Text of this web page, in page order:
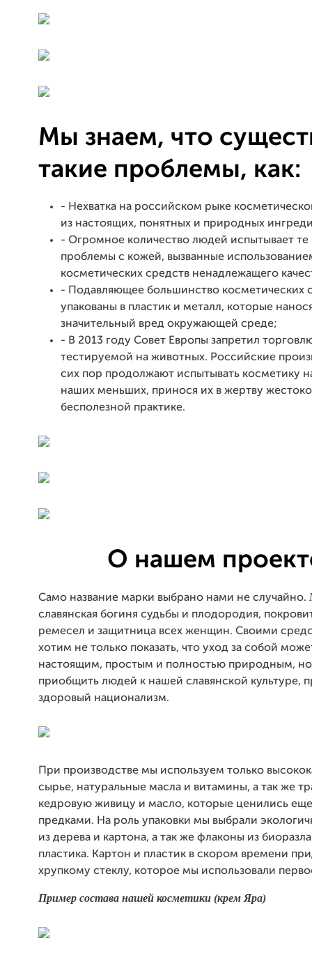
Мы знаем, что
такие проблемы, как:
- Нехватка на российском рыке
из настоящих, понятных и природных
- Огромное количество людей испытывает
проблемы с кожей, вызванные
косметических средств ненадлежащего
- Подавляющее большинство косметических
упакованы в пластик и металл, которые
значительный вред окружающей среде;
- В 2013 году Совет Европы запретил
тестируемой на животных. Российские
сих пор продолжают испытывать косметику
наших меньших, принося их в жертву
бесполезной практике.
О нашем
Само название марки выбрано нами не случайно.
славянская богиня судьбы и плодородия,
ремесел и защитница всех женщин. Своими
хотим не только показать, что уход за собой
настоящим, простым и полностью природным,
приобщить людей к нашей славянской культуре,
здоровый национализм.
При производстве мы используем только
сырье, натуральные масла и витамины, а так же
кедровую живицу и масло, которые ценились
предками. На роль упаковки мы выбрали
из дерева и картона, а так же флаконы из
пластика. Картон и пластик в скором времени
хрупкому стеклу, которое мы использовали
Пример состава нашей косметики (крем Яра)